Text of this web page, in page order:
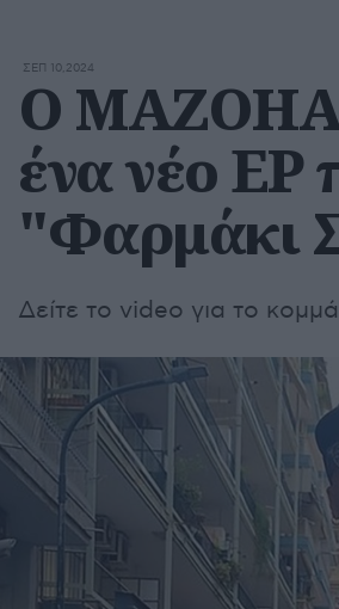
ΣΕΠ 10,2024
Ο ΜΑΖΟΗΑ
ένα νέο EP
"Φαρμάκι
Δείτε το video για το